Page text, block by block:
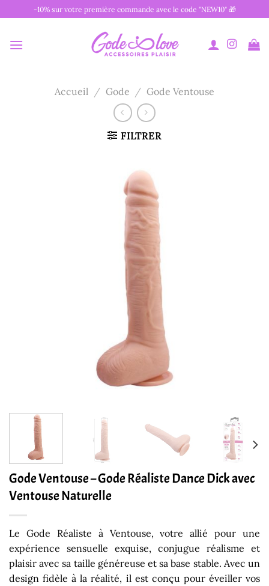
au
-10% sur votre première commande avec le code "NEW10" 🎁
Accueil / Gode / Gode Ventouse
FILTRER
Gode Ventouse – Gode ​​Réaliste Dance Dick avec
Ventouse Naturelle
Le Gode Réaliste à Ventouse, votre allié pour une
expérience sensuelle exquise, conjugue réalisme et
plaisir avec sa taille généreuse et sa base stable. Avec un
design fidèle à la réalité, il est conçu pour éveiller vos